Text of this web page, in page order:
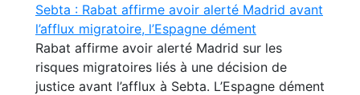
Sebta : Rabat affirme avoir alerté Madrid avant
l’afflux migratoire, l’Espagne dément
Rabat affirme avoir alerté Madrid sur les
risques migratoires liés à une décision de
justice avant l’afflux à Sebta. L’Espagne dément